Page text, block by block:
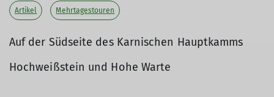
Artikel Mehrtagestouren
Auf der Südseite des Karnischen Hauptkamms
Hochweißstein und Hohe Warte